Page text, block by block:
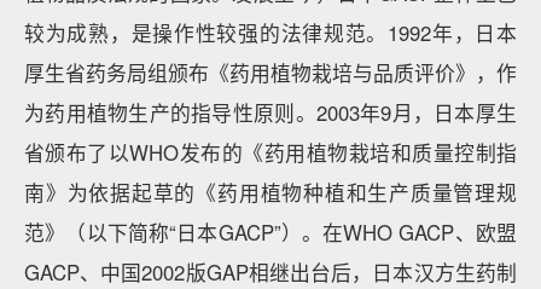
较为成熟，是操作性较强的法律规范。1992年，日本
厚生省药务局组颁布《药用植物栽培与品质评价》，作
为药用植物生产的指导性原则。2003年9月，日本厚生
省颁布了以WHO发布的《药用植物栽培和质量控制指
南》为依据起草的《药用植物种植和生产质量管理规
范》（以下简称“日本GACP”）。在WHO GACP、欧盟
GACP、中国2002版GAP相继出台后，日本汉方生药制